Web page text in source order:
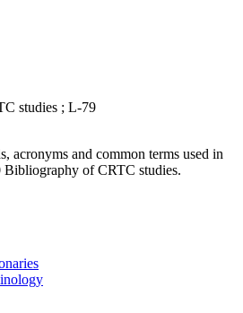
studies ; L-79
acronyms and common terms used in
Bibliography of CRTC studies.